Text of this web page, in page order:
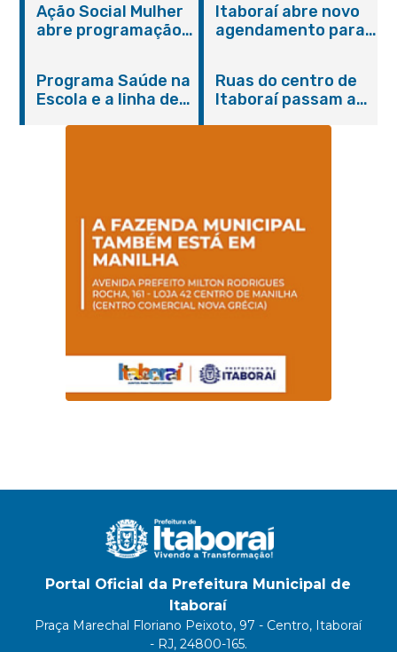
Ação Social Mulher
abre programação
serviços gratuitos e
orientações
Itaboraí abre novo
agendamento para
Programa Saúde na
Escola e a linha de
Magalhães Seabra
Ruas do centro de
Itaboraí passam a
Portal Oficial da Prefeitura Municipal de
Itaboraí
Praça Marechal Floriano Peixoto, 97 - Centro, Itaboraí
- RJ, 24800-165.